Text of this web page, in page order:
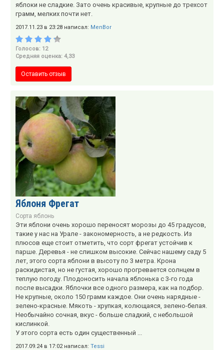
яблоки не сладкие. Зато очень красивые, крупные до трехсот
грамм, мелких почти нет.
2017.11.23 в 23:28 написал: MenBor
Голосов: 12
Средняя оценка: 4,33
Оставить отзыв
Яблоня Фрегат
Сорта яблонь
Эти яблони очень хорошо переносят морозы до 45 градусов,
такие у нас на Урале - закономерность, а не редкость. Из
плюсов еще стоит отметить, что сорт фрегат устойчив к
парше. Деревья - не слишком высокие. Сейчас нашему саду 5
лет, этого сорта яблони в высоту по 3 метра. Крона
раскидистая, но не густая, хорошо прогревается солнцем в
теплую погоду. Плодоносить начала яблонька с 3-го года
после высадки. Яблочки все одного размера, как на подбор.
Не крупные, около 150 грамм каждое. Они очень нарядные -
зелено-красные. Мякоть - хрупкая, колющаяся, зелено-белая.
Необычайно сочная, вкус - больше сладкий, с небольшой
кислинкой.
У этого сорта есть один существенный ...
2017.09.24 в 17:02 написал: Tessi